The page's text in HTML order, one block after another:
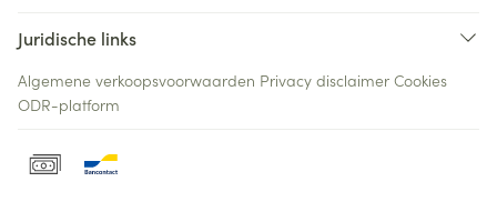
Juridische links
Algemene verkoopsvoorwaarden Privacy disclaimer Cookies
ODR-platform